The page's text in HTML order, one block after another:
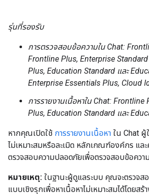
รุ่นที่รองรับ
การตรวจสอบข้อความใน Chat:
Frontline Plus, Enterprise
Plus, Education Standard และ
Enterprise Essentials Plus, Cloud
การรายงานเนื้อหาใน Chat: Frontline
Plus, Education Standard และ
หากคุณเปิดใช้ การรายงานเนื้อหา ใน Chat ผู้
ไม่เหมาะสมหรือละเมิด หลักเกณฑ์องค์กร แล
ตรวจสอบความปลอดภัยเพื่อตรวจสอบข้อควา
หมายเหตุ: ในฐานะผู้ดูแลระบบ คุณจะตรวจส
แบบเชิงรุกเพื่อหาเนื้อหาไม่เหมาะสมได้โดยส